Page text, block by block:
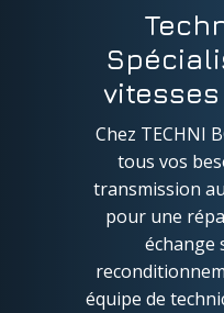
Chez TECHNI
tous vos
transmission
pour une
échange
équipe de